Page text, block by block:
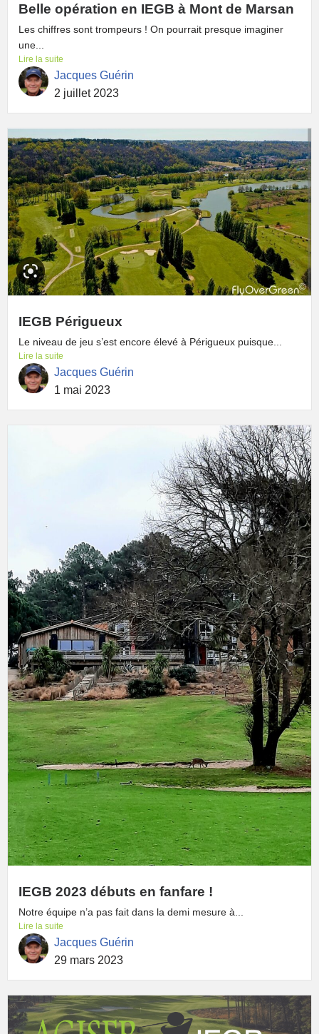
Belle opération en IEGB à Mont de Marsan
Les chiffres sont trompeurs ! On pourrait presque imaginer
une...
Lire la suite
Jacques Guérin
2 juillet 2023
IEGB Périgueux
Le niveau de jeu s’est encore élevé à Périgueux puisque...
Lire la suite
Jacques Guérin
1 mai 2023
IEGB 2023 débuts en fanfare !
Notre équipe n’a pas fait dans la demi mesure à...
Lire la suite
Jacques Guérin
29 mars 2023